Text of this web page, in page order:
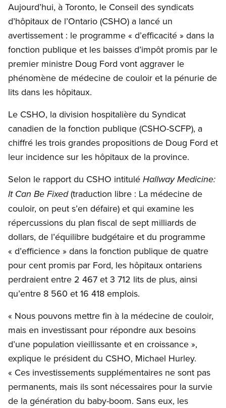
Aujourd’hui, à Toronto, le Conseil des syndicats
d’hôpitaux de l’Ontario (CSHO) a lancé un
avertissement : le programme « d’efficacité » dans la
fonction publique et les baisses d’impôt promis par le
premier ministre Doug Ford vont aggraver le
phénomène de médecine de couloir et la pénurie de
lits dans les hôpitaux.
Le CSHO, la division hospitalière du Syndicat
canadien de la fonction publique (CSHO-SCFP), a
chiffré les trois grandes propositions de Doug Ford et
leur incidence sur les hôpitaux de la province.
Selon le rapport du CSHO intitulé Hallway Medicine:
It Can Be Fixed(traduction libre : La médecine de
couloir, on peut s’en défaire) et qui examine les
répercussions du plan fiscal de sept milliards de
dollars, de l’équilibre budgétaire et du programme
« d’efficience » dans la fonction publique de quatre
pour cent promis par Ford, les hôpitaux ontariens
perdraient entre 2 467 et 3 712 lits de plus, ainsi
qu’entre 8 560 et 16 418 emplois.
« Nous pouvons mettre fin à la médecine de couloir,
mais en investissant pour répondre aux besoins
d’une population vieillissante et en croissance »,
explique le président du CSHO, Michael Hurley.
« Ces investissements supplémentaires ne sont pas
permanents, mais ils sont nécessaires pour la survie
de la génération du baby-boom. Sans eux, les